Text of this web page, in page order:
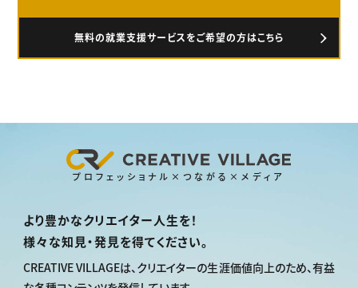
無料の就業支援サービスをご希望の方はこちら
プロフェッショナル×つながる×メディア
より豊かなクリエイター人生を！
様々な知見・発見を得てください。
CREATIVE VILLAGEは、クリエイターの生涯価値向上のため、有益